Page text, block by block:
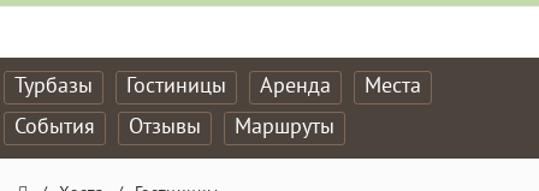
Турбазы Гостиницы Аренда
Места
События
Отзывы Маршруты